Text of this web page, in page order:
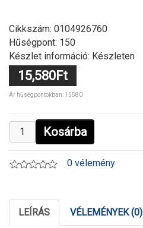
Cikkszám: 0104926760
Hűségpont: 150
Készlet információ: Készleten
15,580Ft
Ár hűségpontokban: 15580
Kosárba
0 vélemény
LEÍRÁS VÉLEMÉNYEK (0)